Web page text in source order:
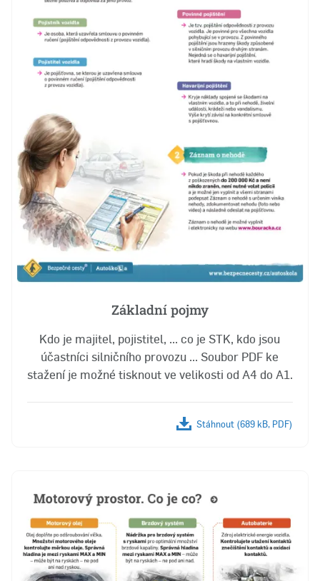
Základní pojmy
Kdo je majitel, pojistitel, ... co je STK, kdo jsou
účastníci silničního provozu ... Soubor PDF ke
stažení je možné tisknout ve velikosti od A4 do A1.
Stáhnout (689 kB, PDF)